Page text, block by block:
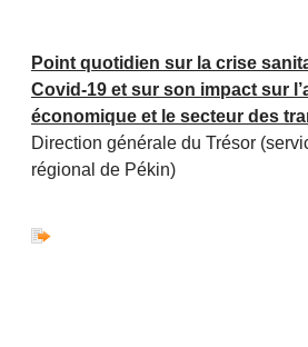
Point quotidien sur la crise
Covid-19 et sur son impact sur
économique et le secteur des
Direction générale du Trésor
régional de Pékin)